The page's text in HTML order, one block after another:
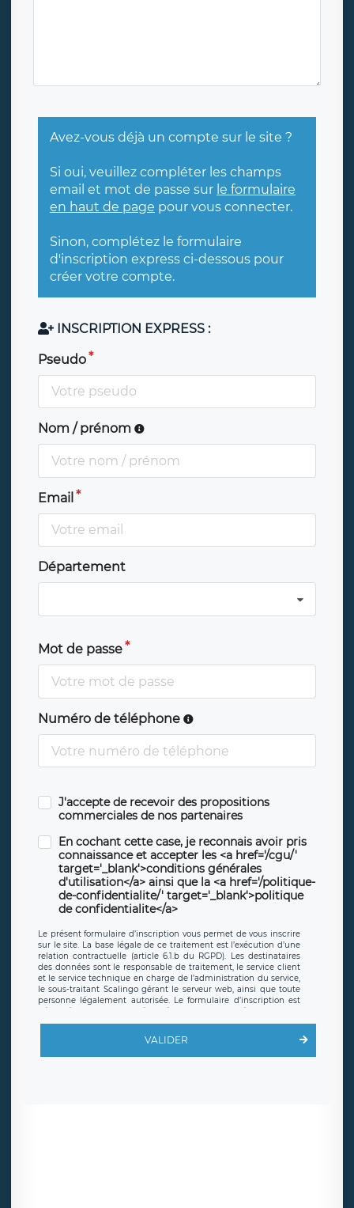
Avez-vous déjà un compte sur le site ?
Si oui, veuillez compléter les champs
email et mot de passe sur le formulaire
en haut de page pour vous connecter.
Sinon, complétez le formulaire
d'inscription express ci-dessous pour
créer votre compte.
INSCRIPTION EXPRESS :
Pseudo
Nom / prénom
Email
Département
Mot de passe
Numéro de téléphone
J'accepte de recevoir des propositions
commerciales de nos partenaires
En cochant cette case, je reconnais avoir pris
connaissance et accepter les <a href='/cgu/'
target='_blank'>conditions générales
d'utilisation</a> ainsi que la <a href='/politique-
de-confidentialite/' target='_blank'>politique
de confidentialite</a>
Le présent formulaire d’inscription vous permet de vous inscrire
sur le site. La base légale de ce traitement est l’exécution d’une
relation contractuelle (article 6.1.b du RGPD). Les destinataires
des données sont le responsable de traitement, le service client
et le service technique en charge de l’administration du service,
le sous-traitant Scalingo gérant le serveur web, ainsi que toute
personne légalement autorisée. Le formulaire d’inscription est
offrant desclauses de protection conformes au RGPD. Les
en sollicite la suppression, étant entendu que vous pouvez
demander la suppression de vos données et retirer votre
VALIDER